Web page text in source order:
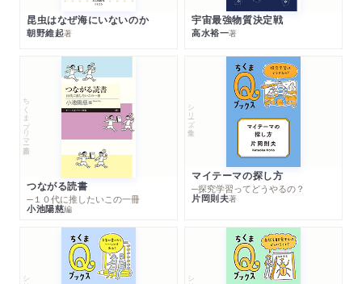
昆虫はなぜ海にいないのか
朝野維起著
宇宙最強物質決定戦
高水裕一著
ちくまプリマー新書
つながる読書
─１０代に推したいこの一冊
小池陽慈編
シリーズ・全集
マイテーマの探し方
─探究学習ってどうやるの？
片岡則夫著